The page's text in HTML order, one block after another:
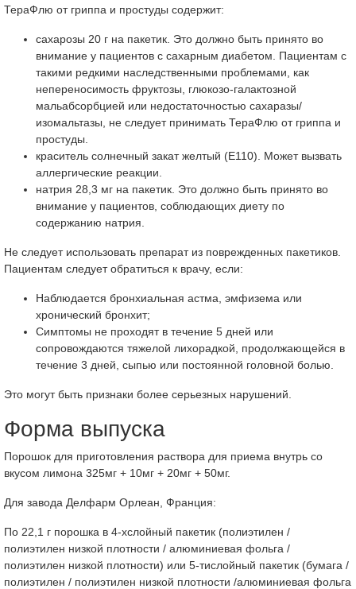
ТераФлю от гриппа и простуды содержит:
сахарозы 20 г на пакетик. Это должно быть принято во
внимание у пациентов с сахарным диабетом. Пациентам с
такими редкими наследственными проблемами, как
непереносимость фруктозы, глюкозо-галактозной
мальабсорбцией или недостаточностью сахаразы/
изомальтазы, не следует принимать ТераФлю от гриппа и
простуды.
краситель солнечный закат желтый (Е110). Может вызвать
аллергические реакции.
натрия 28,3 мг на пакетик. Это должно быть принято во
внимание у пациентов, соблюдающих диету по
содержанию натрия.
Не следует использовать препарат из поврежденных пакетиков.
Пациентам следует обратиться к врачу, если:
Наблюдается бронхиальная астма, эмфизема или
хронический бронхит;
Симптомы не проходят в течение 5 дней или
сопровождаются тяжелой лихорадкой, продолжающейся в
течение 3 дней, сыпью или постоянной головной болью.
Это могут быть признаки более серьезных нарушений.
Форма выпуска
Порошок для приготовления раствора для приема внутрь со
вкусом лимона 325мг + 10мг + 20мг + 50мг.
Для завода Делфарм Орлеан, Франция:
По 22,1 г порошка в 4-хслойный пакетик (полиэтилен /
полиэтилен низкой плотности / алюминиевая фольга /
полиэтилен низкой плотности) или 5-тислойный пакетик (бумага /
полиэтилен / полиэтилен низкой плотности /алюминиевая фольга